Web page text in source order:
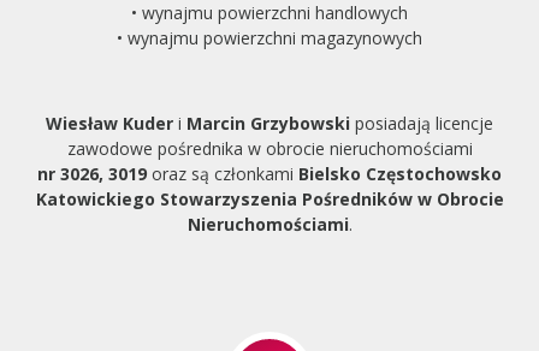
• wynajmu powierzchni handlowych
• wynajmu powierzchni magazynowych
Wiesław Kuder i Marcin Grzybowski posiadają licencje
zawodowe pośrednika w obrocie nieruchomościami
nr 3026, 3019 oraz są członkami Bielsko Częstochowsko
Katowickiego Stowarzyszenia Pośredników w Obrocie
Nieruchomościami.